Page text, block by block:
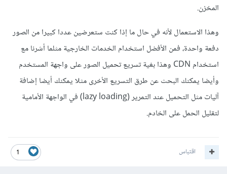
المخزن.
وهذا الاستعمال لأنه في حال ما إذا كنت ستعرضين عددا كبيرا من الصور
دفعة واحدة، فمن الأفضل استخدام الخدمات الخارجية مثلما أشرنا مع
استخدام CDN وهذا بغية تسريع تحميل الصور على واجهة المستخدم
وأيضا يمكنك البحث عن طرق التسريع الأخرى مثلا يمكنك أيضا إضافة
آليات مثل التحميل عند التمرير (lazy loading) في الواجهة الأمامية
لتقليل الحمل على الخادم.
1 اقتباس